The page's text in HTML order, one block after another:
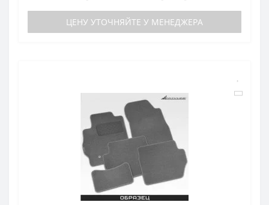
ЦЕНУ УТОЧНЯЙТЕ У МЕНЕДЖЕРА